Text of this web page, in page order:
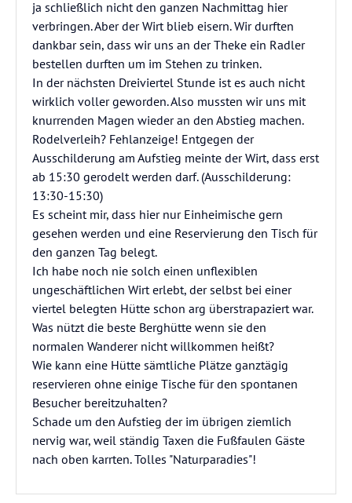
ja schließlich nicht den ganzen Nachmittag hier
verbringen. Aber der Wirt blieb eisern. Wir durften
dankbar sein, dass wir uns an der Theke ein Radler
bestellen durften um im Stehen zu trinken.
In der nächsten Dreiviertel Stunde ist es auch nicht
wirklich voller geworden. Also mussten wir uns mit
knurrenden Magen wieder an den Abstieg machen.
Rodelverleih? Fehlanzeige! Entgegen der
Ausschilderung am Aufstieg meinte der Wirt, dass erst
ab 15:30 gerodelt werden darf. (Ausschilderung:
13:30-15:30)
Es scheint mir, dass hier nur Einheimische gern
gesehen werden und eine Reservierung den Tisch für
den ganzen Tag belegt.
Ich habe noch nie solch einen unflexiblen
ungeschäftlichen Wirt erlebt, der selbst bei einer
viertel belegten Hütte schon arg überstrapaziert war.
Was nützt die beste Berghütte wenn sie den
normalen Wanderer nicht willkommen heißt?
Wie kann eine Hütte sämtliche Plätze ganztägig
reservieren ohne einige Tische für den spontanen
Besucher bereitzuhalten?
Schade um den Aufstieg der im übrigen ziemlich
nervig war, weil ständig Taxen die Fußfaulen Gäste
nach oben karrten. Tolles "Naturparadies"!